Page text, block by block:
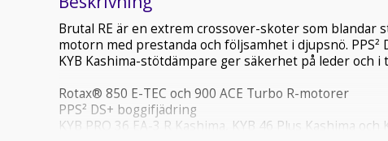
Brutal RE är en extrem crossover-skoter som blandar
motorn med prestanda och följsamhet i djupsnö.
KYB Kashima-stötdämpare ger säkerhet på leder och
Rotax® 850 E-TEC och 900 ACE Turbo R-motorer
PPS² DS+ boggifjädring
KYB PRO 36 EA-3 R Kashima, KYB 46 Plus Kashima